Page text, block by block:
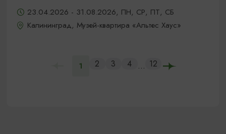
23.04.2026 - 31.08.2026, ПН, СР, ПТ, СБ
Калининград, Музей-квартира «Альтес Хаус»
1 2 3 4 ... 12